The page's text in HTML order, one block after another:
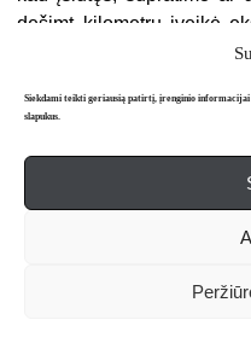
Siekdami teikti geriausią patirtį, įrenginio
slapukus.
dešimt kilometrų įveikė
Sacharos dykuma. Bet
užsemdamas vis didesnę
aš, be mažo cunamio,
pasielgiau, ir